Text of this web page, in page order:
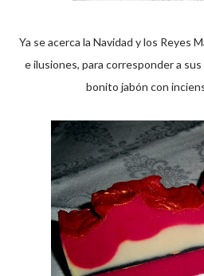
Ya se acerca la Navidad y los Reyes Magos que nos traen regalos
e ilusiones, para corresponder a
bonito jabón con